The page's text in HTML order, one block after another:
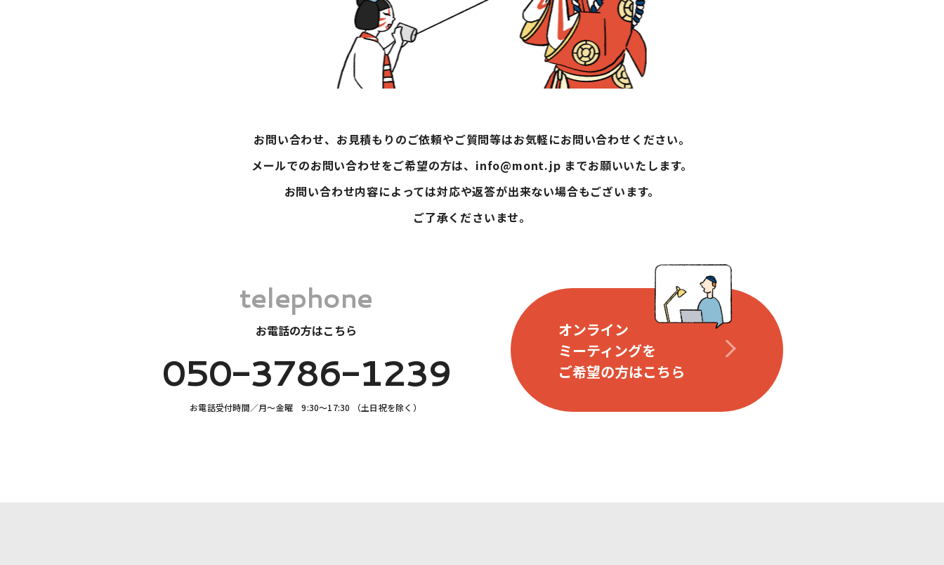
お問い合わせ、お見積もりのご依頼やご質問等はお気軽にお問い合わせください。
メールでのお問い合わせをご希望の方は、info@mont.jp までお願いいたします。
お問い合わせ内容によっては対応や返答が出来ない場合もございます。
ご了承くださいませ。
telephone
お電話の方はこちら
050-3786-1239
お電話受付時間／月〜金曜 9:30〜17:30 （土日祝を除く）
オンライン
ミーティングを
ご希望の方はこちら